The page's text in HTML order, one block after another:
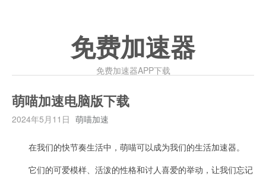
免费加速器
免费加速器APP下载
萌喵加速电脑版下载
2024年5月11日 萌喵加速
在我们的快节奏生活中，萌喵可以成为我们的生活加速器。
它们的可爱模样、活泼的性格和讨人喜爱的举动，让我们忘记